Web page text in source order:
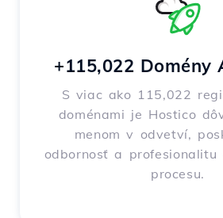
+115,022 Domény
S viac ako 115,022
doménami je Hostico
menom v odvetví,
odbornosť a
procesu.